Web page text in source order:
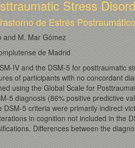
Stress
de Estrés
and M. Mar Gómez
de Madrid
IV and the DSM-5 for posttraumatic
of participants with no concordant
using the Global Scale for
5 diagnosis (86% positive predictive
5 criteria were primarily indirect
in cognition not included in the
Differences between the